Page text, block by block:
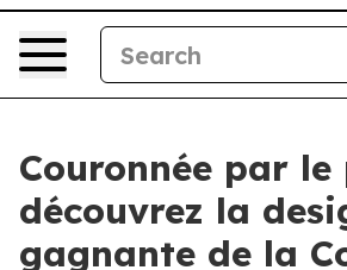
Couronnée par le
découvrez la
gagnante de la